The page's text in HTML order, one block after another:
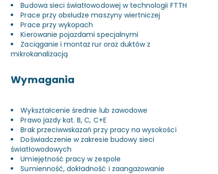
Budowa sieci światłowodowej w technologii FTTH
Prace przy obsłudze maszyny wiertniczej
Prace przy wykopach
Kierowanie pojazdami specjalnymi
Zaciąganie i montaż rur oraz duktów z
mikrokanalizacją
Wymagania
Wykształcenie średnie lub zawodowe
Prawo jazdy kat. B, C, C+E
Brak przeciwwskazań przy pracy na wysokości
Doświadczenie w zakresie budowy sieci
światłowodowych
Umiejętność pracy w zespole
Sumienność, dokładność i zaangażowanie